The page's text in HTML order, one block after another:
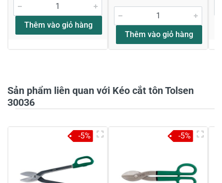
Đánh giá sao
Tiêu đề của nhận xét *
Viết nhận xét của bạn vào bên dưới
Thêm vào giỏ hàng
Thêm vào giỏ hàng
Sản phẩm liên quan với Kéo cắt tôn Tolsen
30036
-5% -5%